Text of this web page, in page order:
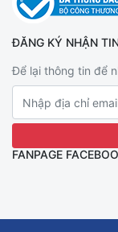
ĐĂNG KÝ NHẬN
Để lại thông tin để
FANPAGE